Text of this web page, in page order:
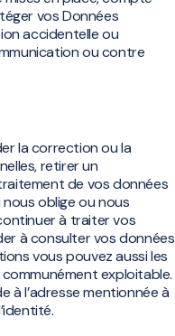
vos Données
accidentelle ou
ou contre
la correction ou la
retirer un
de vos données
oblige ou nous
à traiter vos
à consulter vos données
vous pouvez aussi les
exploitable.
à l’adresse mentionnée à